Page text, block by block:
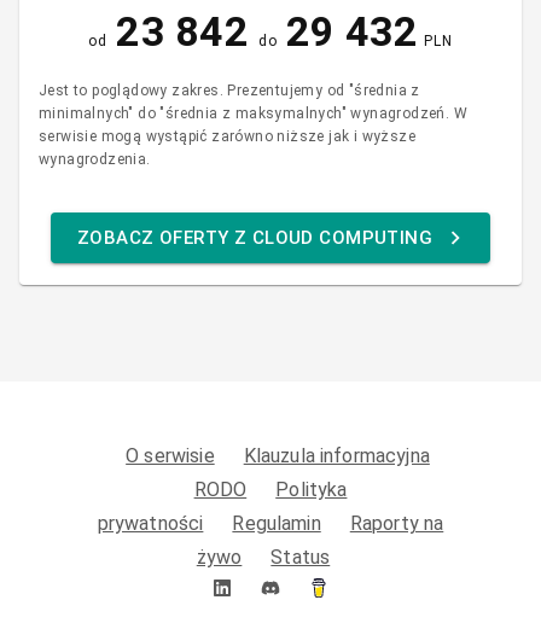
od 23 842 do 29 432 PLN
Jest to poglądowy zakres. Prezentujemy od "średnia z
minimalnych" do "średnia z maksymalnych" wynagrodzeń. W
serwisie mogą wystąpić zarówno niższe jak i wyższe
wynagrodzenia.
ZOBACZ OFERTY Z CLOUD COMPUTING
O serwisie
Klauzula informacyjna
RODO
Polityka
prywatności
Regulamin
Raporty na
żywo
Status